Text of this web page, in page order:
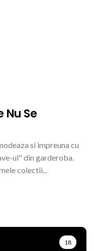
Nu Se
si impreuna cu
ul" din garderoba.
colectii...
18